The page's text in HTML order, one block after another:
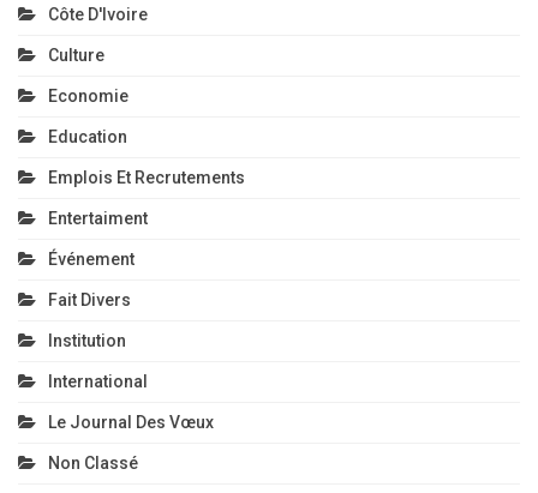
Côte D'Ivoire
Culture
Economie
Education
Emplois Et Recrutements
Entertaiment
Événement
Fait Divers
Institution
International
Le Journal Des Vœux
Non Classé